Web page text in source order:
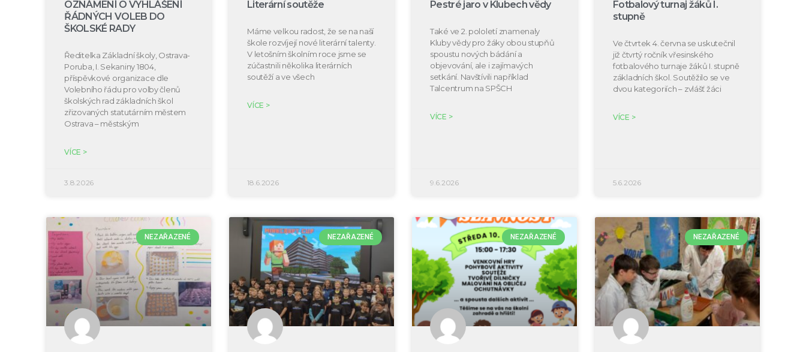
OZNÁMENÍ O VYHLÁŠENÍ
ŘÁDNÝCH VOLEB DO
ŠKOLSKÉ RADY
Ředitelka Základní školy, Ostrava-
Poruba, I. Sekaniny 1804,
příspěvkové organizace dle
Volebního řádu pro volby členů
školských rad základních škol
zřizovaných statutárním městem
Ostrava – městským
VÍCE >
3.8.2026
Literární soutěže
Máme velkou radost, že se na naší
škole rozvíjejí nové literární talenty.
V letošním školním roce jsme se
zúčastnili několika literárních
soutěží a ve všech
VÍCE >
18.6.2026
Pestré jaro v Klubech vědy
Také ve 2. pololetí znamenaly
Kluby vědy pro žáky obou stupňů
spoustu nových bádání a
objevování, ale i zajímavých
setkání. Navštívili například
Talcentrum na SPŠCH
VÍCE >
9.6.2026
Fotbalový turnaj žáků I.
stupně
Ve čtvrtek 4. června se uskutečnil
již čtvrtý ročník vřesinského
fotbalového turnaje žáků I. stupně
základních škol. Soutěžilo se ve
dvou kategoriích – zvlášť žáci
VÍCE >
5.6.2026
NEZAŘAZENÉ NEZAŘAZENÉ NEZAŘAZENÉ NEZAŘAZENÉ